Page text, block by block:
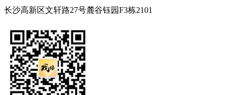
长沙高新区文轩路27号麓谷钰园F3栋2101